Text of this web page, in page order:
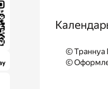
© Траннуа
©